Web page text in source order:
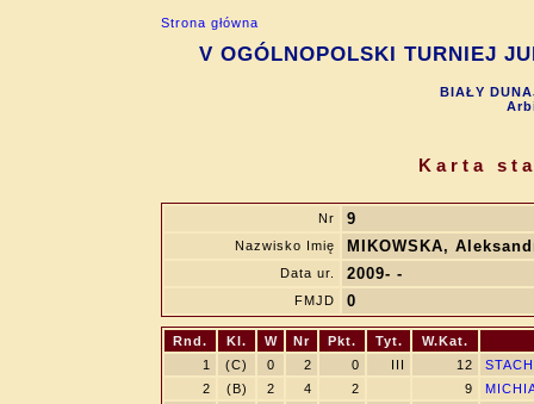
Strona główna
V OGÓLNOPOLSKI TURNIEJ
BIAŁY
Karta
Nr 9
Nazwisko Imię MIKOWSKA,
Data ur. 2009- -
FMJD 0
Rnd. Kl. W Nr Pkt. Tyt.
W.Kat.
1
(C) 0 2 0 III 12
2
(B) 2 4 2 9